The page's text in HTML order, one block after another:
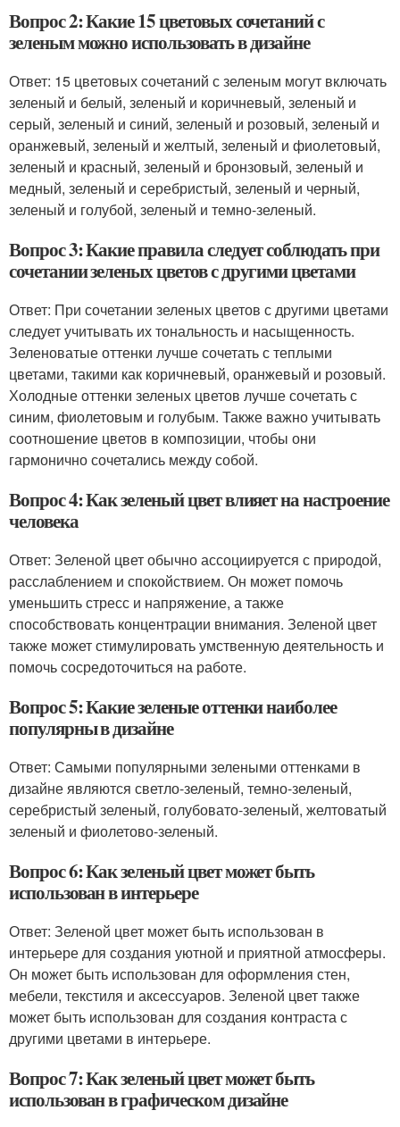
Вопрос 2: Какие 15 цветовых сочетаний с
зеленым можно использовать в дизайне
Ответ: 15 цветовых сочетаний с зеленым могут включать
зеленый и белый, зеленый и коричневый, зеленый и
серый, зеленый и синий, зеленый и розовый, зеленый и
оранжевый, зеленый и желтый, зеленый и фиолетовый,
зеленый и красный, зеленый и бронзовый, зеленый и
медный, зеленый и серебристый, зеленый и черный,
зеленый и голубой, зеленый и темно-зеленый.
Вопрос 3: Какие правила следует соблюдать при
сочетании зеленых цветов с другими цветами
Ответ: При сочетании зеленых цветов с другими цветами
следует учитывать их тональность и насыщенность.
Зеленоватые оттенки лучше сочетать с теплыми
цветами, такими как коричневый, оранжевый и розовый.
Холодные оттенки зеленых цветов лучше сочетать с
синим, фиолетовым и голубым. Также важно учитывать
соотношение цветов в композиции, чтобы они
гармонично сочетались между собой.
Вопрос 4: Как зеленый цвет влияет на настроение
человека
Ответ: Зеленой цвет обычно ассоциируется с природой,
расслаблением и спокойствием. Он может помочь
уменьшить стресс и напряжение, а также
способствовать концентрации внимания. Зеленой цвет
также может стимулировать умственную деятельность и
помочь сосредоточиться на работе.
Вопрос 5: Какие зеленые оттенки наиболее
популярны в дизайне
Ответ: Самыми популярными зелеными оттенками в
дизайне являются светло-зеленый, темно-зеленый,
серебристый зеленый, голубовато-зеленый, желтоватый
зеленый и фиолетово-зеленый.
Вопрос 6: Как зеленый цвет может быть
использован в интерьере
Ответ: Зеленой цвет может быть использован в
интерьере для создания уютной и приятной атмосферы.
Он может быть использован для оформления стен,
мебели, текстиля и аксессуаров. Зеленой цвет также
может быть использован для создания контраста с
другими цветами в интерьере.
Вопрос 7: Как зеленый цвет может быть
использован в графическом дизайне